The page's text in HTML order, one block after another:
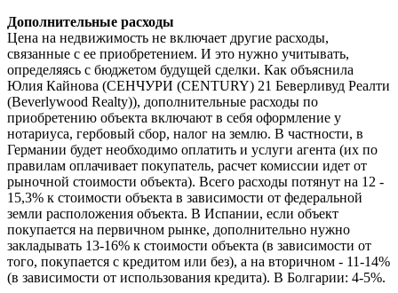
Дополнительные расходы
Цена на недвижимость не включает другие расходы,
связанные с ее приобретением. И это нужно учитывать,
определяясь с бюджетом будущей сделки. Как объяснила
Юлия Кайнова (СЕНЧУРИ (CENTURY) 21 Беверливуд Реалти
(Beverlywood Realty)), дополнительные расходы по
приобретению объекта включают в себя оформление у
нотариуса, гербовый сбор, налог на землю. В частности, в
Германии будет необходимо оплатить и услуги агента (их по
правилам оплачивает покупатель, расчет комиссии идет от
рыночной стоимости объекта). Всего расходы потянут на 12 -
15,3% к стоимости объекта в зависимости от федеральной
земли расположения объекта. В Испании, если объект
покупается на первичном рынке, дополнительно нужно
закладывать 13-16% к стоимости объекта (в зависимости от
того, покупается с кредитом или без), а на вторичном - 11-14%
(в зависимости от использования кредита). В Болгарии: 4-5%.